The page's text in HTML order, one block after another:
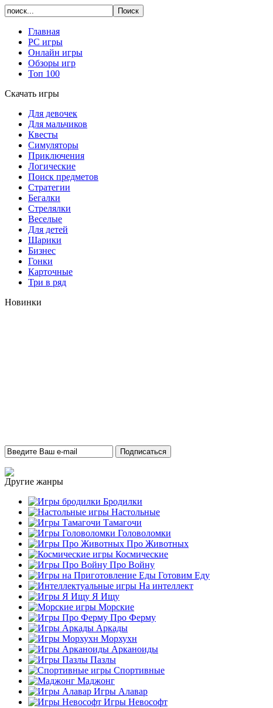
Главная
PC игры
Онлайн игры
Обзоры игр
Топ 100
Скачать игры
Для девочек
Для мальчиков
Квесты
Симуляторы
Приключения
Логические
Поиск предметов
Стратегии
Бегалки
Стрелялки
Веселые
Для детей
Шарики
Бизнес
Гонки
Карточные
Три в ряд
Новинки
Другие жанры
Бродилки
Настольные
Тамагочи
Головоломки
Про Животных
Космические
Про Войну
Готовим Еду
На интеллект
Я Ищу
Морские
Про Ферму
Аркады
Морхухн
Арканоиды
Пазлы
Спортивные
Маджонг
Игры Алавар
Игры Невософт